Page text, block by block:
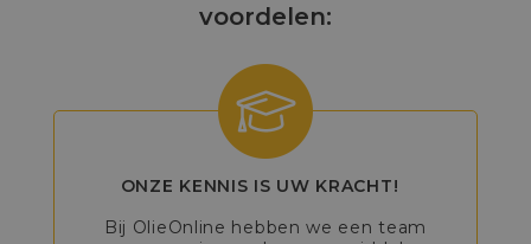
voordelen:
ONZE KENNIS IS UW KRACHT!
Bij OlieOnline hebben we een team